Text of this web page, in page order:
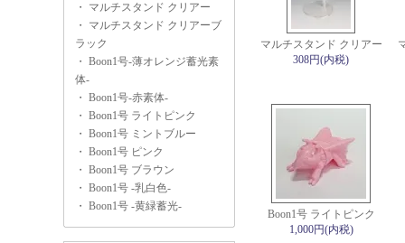
・ マルチスタンド クリアー
・ マルチスタンド クリアーブ
ラック
・ Boon1号-薄オレンジ蓄光素
体-
・ Boon1号-赤素体-
・ Boon1号 ライトピンク
・ Boon1号 ミントブルー
・ Boon1号 ピンク
・ Boon1号 ブラウン
・ Boon1号 -乳白色-
・ Boon1号 -黄緑蓄光-
マルチスタンド クリアー
308円(内税)
Boon1号 ライトピンク
1,000円(内税)